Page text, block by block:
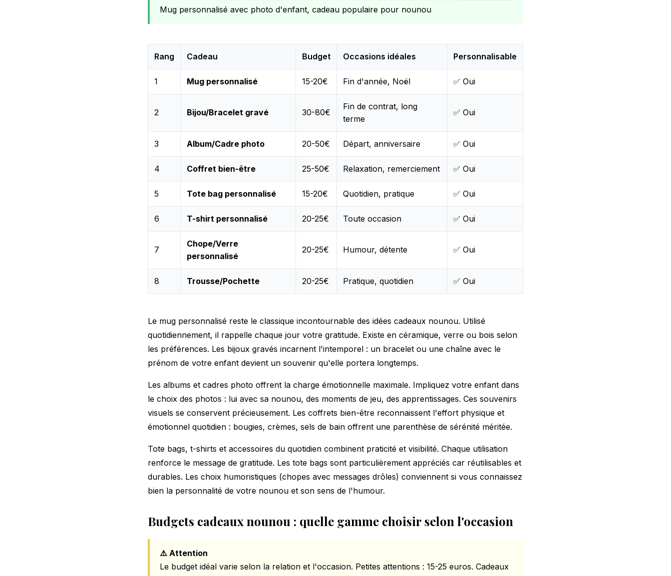
Mug personnalisé avec photo d'enfant, cadeau populaire pour nounou
Rang Cadeau Budget Occasions idéales Personnalisable
1 Mug personnalisé 15-20€ Fin d'année, Noël ✅ Oui
2 Bijou/Bracelet gravé 30-80€
Fin de contrat, long
terme
✅ Oui
3 Album/Cadre photo 20-50€ Départ, anniversaire ✅ Oui
4 Coffret bien-être 25-50€ Relaxation, remerciement ✅ Oui
5 Tote bag personnalisé 15-20€ Quotidien, pratique ✅ Oui
6 T-shirt personnalisé 20-25€ Toute occasion ✅ Oui
7
Chope/Verre
personnalisé
20-25€ Humour, détente ✅ Oui
8 Trousse/Pochette 20-25€ Pratique, quotidien ✅ Oui
Le mug personnalisé reste le classique incontournable des idées cadeaux nounou. Utilisé
quotidiennement, il rappelle chaque jour votre gratitude. Existe en céramique, verre ou bois selon
les préférences. Les bijoux gravés incarnent l'intemporel : un bracelet ou une chaîne avec le
prénom de votre enfant devient un souvenir qu'elle portera longtemps.
Les albums et cadres photo offrent la charge émotionnelle maximale. Impliquez votre enfant dans
le choix des photos : lui avec sa nounou, des moments de jeu, des apprentissages. Ces souvenirs
visuels se conservent précieusement. Les coffrets bien-être reconnaissent l'effort physique et
émotionnel quotidien : bougies, crèmes, sels de bain offrent une parenthèse de sérénité méritée.
Tote bags, t-shirts et accessoires du quotidien combinent praticité et visibilité. Chaque utilisation
renforce le message de gratitude. Les tote bags sont particulièrement appréciés car réutilisables et
durables. Les choix humoristiques (chopes avec messages drôles) conviennent si vous connaissez
bien la personnalité de votre nounou et son sens de l'humour.
Budgets cadeaux nounou : quelle gamme choisir selon l'occasion
⚠️ Attention
Le budget idéal varie selon la relation et l'occasion. Petites attentions : 15-25 euros. Cadeaux